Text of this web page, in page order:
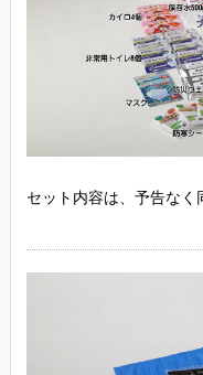
セット内容は、予告なく